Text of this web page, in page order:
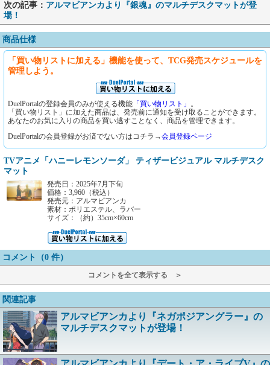
次の記事： アルマビアンカより『銀魂』のマルチデスクマットが登
場！
商品仕様
「買い物リストに加える」機能を使って、TCG発売スケジュールを
管理しよう。
DuelPortalの登録会員のみが使える機能 「買い物リスト」 。
「買い物リスト」に加えた商品は、発売前に通知を受け取ることができます。
あなたのお気に入りの商品を買い逃すことなく、商品を管理できます。
DuelPortalの会員登録がお済でない方はコチラ→会員登録ページ
TVアニメ「ハニーレモンソーダ」 ティザービジュアル マルチデスク
マット
発売日：2025年7月下旬
価格：3,960（税込）
発売元：アルマビアンカ
素材：ポリエステル、ラバー
サイズ：（約）35cm×60cm
コメント（0 件）
コメントを全て表示する ＞
関連記事
アルマビアンカより『ネガポジアングラー』の
マルチデスクマットが登場！